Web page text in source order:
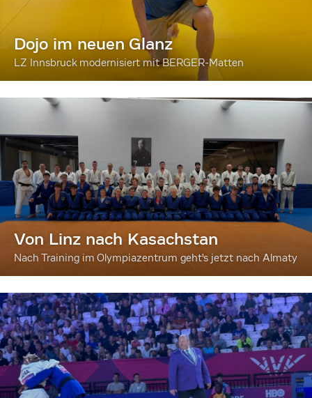
Dojo im neuen Glanz
LZ Innsbruck modernisiert mit BERGER-Matten
Von Linz nach Kasachstan
Nach Training im Olympiazentrum geht's jetzt nach Almaty